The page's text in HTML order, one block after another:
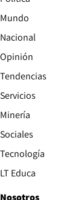
Mundo
Nacional
Opinión
Tendencias
Servicios
Minería
Sociales
Tecnología
LT Educa